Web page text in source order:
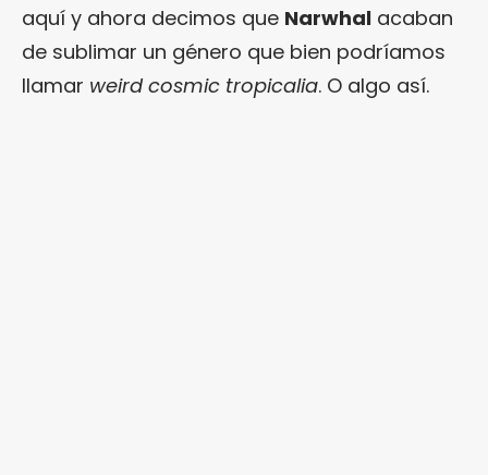
aquí y ahora decimos que Narwhal acaban
de sublimar un género que bien podríamos
llamar weird cosmic tropicalia. O algo así.